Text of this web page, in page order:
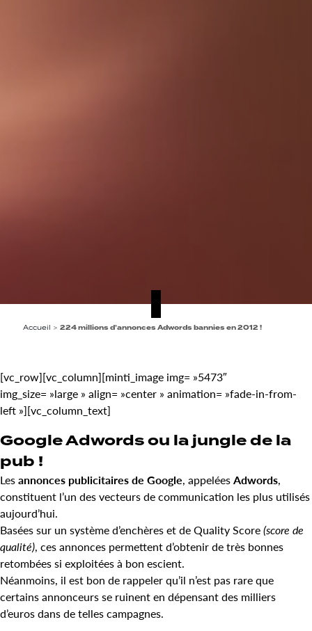
Accueil > 224 millions d’annonces Adwords bannies en 2012 !
[vc_row][vc_column][minti_image img= »5473″
img_size= »large » align= »center » animation= »fade-in-from-
left »][vc_column_text]
Google Adwords ou la jungle de la
pub !
Lesannonces publicitaires de Google, appeléesAdwords,
constituent l’un des vecteurs de communication les plus utilisés
aujourd’hui.
Basées sur un système d’enchères et de Quality Score(score de
qualité), ces annonces permettent d’obtenir de très bonnes
retombées si exploitées à bon escient.
Néanmoins, il est bon de rappeler qu’il n’est pas rare que
certains annonceurs se ruinent en dépensant des milliers
d’euros dans de telles campagnes.